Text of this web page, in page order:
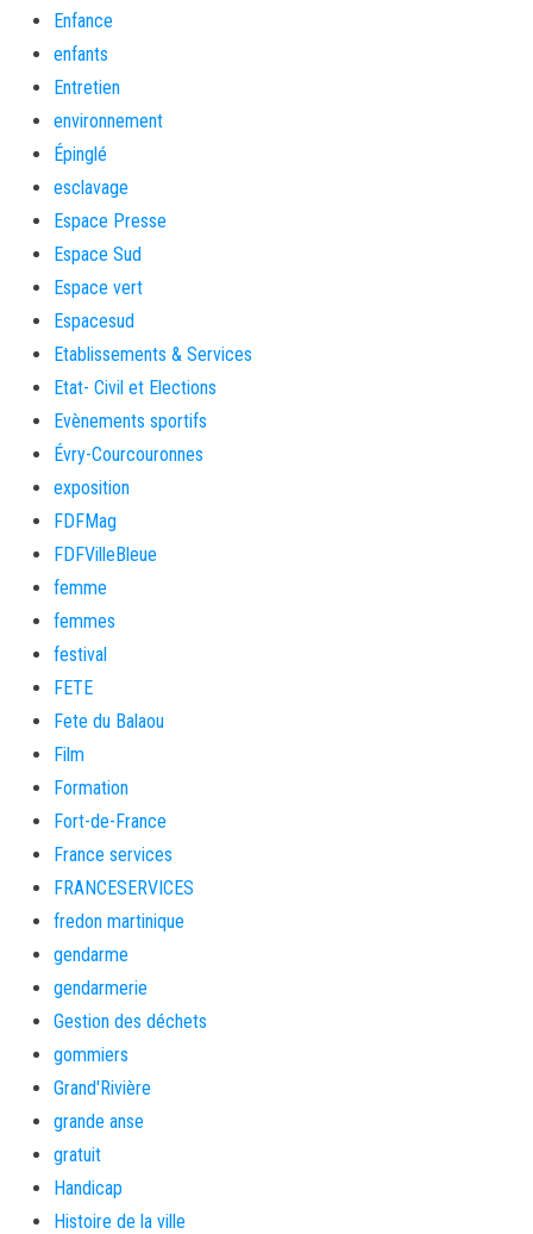
Enfance
enfants
Entretien
environnement
Épinglé
esclavage
Espace Presse
Espace Sud
Espace vert
Espacesud
Etablissements & Services
Etat- Civil et Elections
Evènements sportifs
Évry-Courcouronnes
exposition
FDFMag
FDFVilleBleue
femme
femmes
festival
FETE
Fete du Balaou
Film
Formation
Fort-de-France
France services
FRANCESERVICES
fredon martinique
gendarme
gendarmerie
Gestion des déchets
gommiers
Grand'Rivière
grande anse
gratuit
Handicap
Histoire de la ville